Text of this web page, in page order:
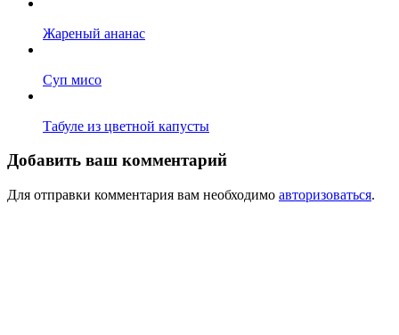
Жареный ананас
Суп мисо
Табуле из цветной капусты
Добавить ваш комментарий
Для отправки комментария вам необходимо авторизоваться.